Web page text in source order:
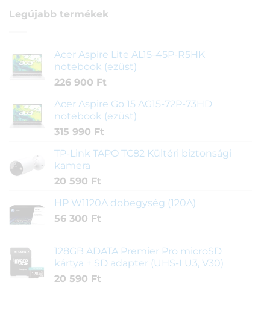
Legújabb termékek
Acer Aspire Lite AL15-45P-R5HK
notebook (ezüst)
226 900 Ft
Acer Aspire Go 15 AG15-72P-73HD
notebook (ezüst)
315 990 Ft
TP-Link TAPO TC82 Kültéri biztonsági
kamera
20 590 Ft
HP W1120A dobegység (120A)
56 300 Ft
128GB ADATA Premier Pro microSD
kártya + SD adapter (UHS-I U3, V30)
20 590 Ft